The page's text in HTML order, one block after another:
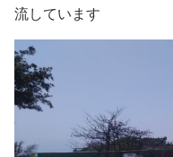
流しています